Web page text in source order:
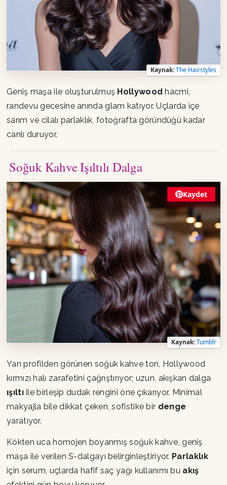
Kaynak:The Hairstyles
Geniş maşa ile oluşturulmuş Hollywood hacmi,
randevu gecesine anında glam katıyor. Uçlarda içe
sarım ve cilalı parlaklık, fotoğrafta göründüğü kadar
canlı duruyor.
Soğuk Kahve Işıltılı Dalga
Kaydet
Kaynak:Tumblr
Yan profilden görünen soğuk kahve ton, Hollywood
kırmızı halı zarafetini çağrıştırıyor; uzun, akışkan dalga
ışıltıile birleşip dudak rengini öne çıkarıyor. Minimal
makyajla bile dikkat çeken, sofistike bir denge
yaratıyor.
Kökten uca homojen boyanmış soğuk kahve, geniş
maşa ile verilen S-dalgayı belirginleştiriyor. Parlaklık
için serum, uçlarda hafif saç yağı kullanımı bu akış